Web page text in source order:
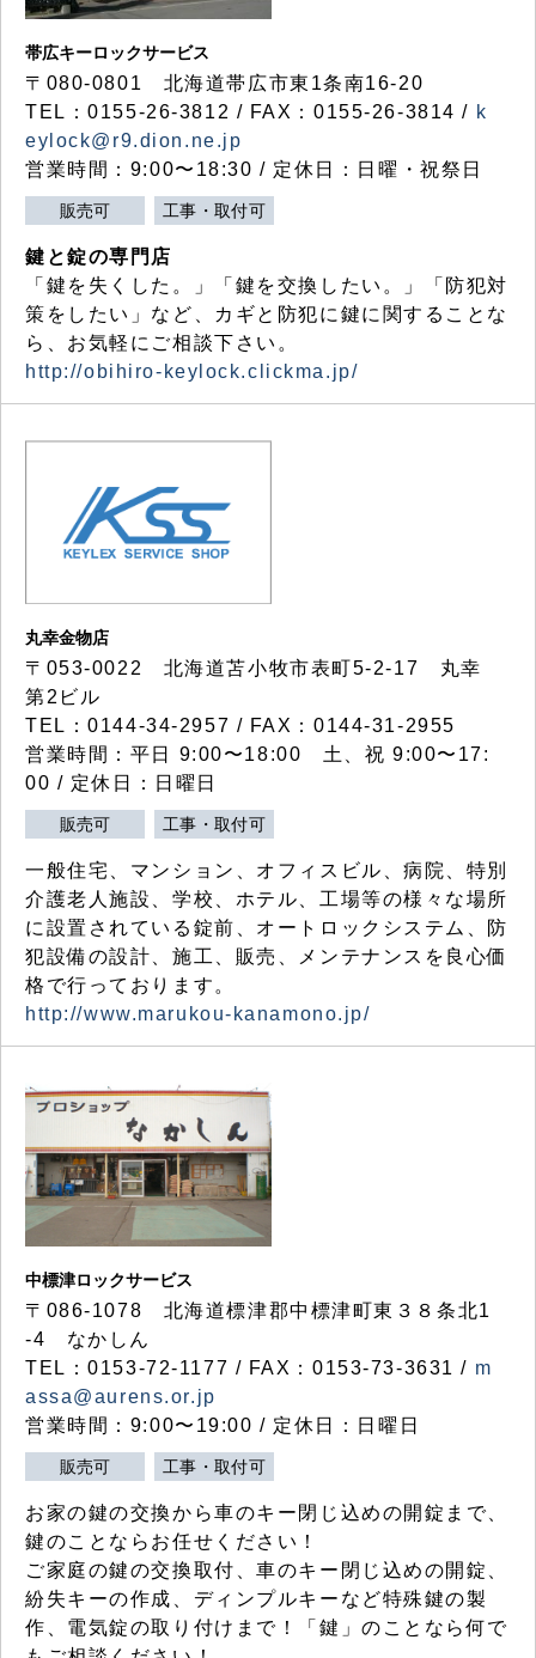
帯広キーロックサービス
〒080-0801 北海道帯広市東1条南16-20
TEL：0155-26-3812 / FAX：0155-26-3814 / k
eylock@r9.dion.ne.jp
営業時間：9:00〜18:30 / 定休日：日曜・祝祭日
販売可 工事・取付可
鍵と錠の専門店
「鍵を失くした。」「鍵を交換したい。」「防犯対
策をしたい」など、カギと防犯に鍵に関することな
ら、お気軽にご相談下さい。
http://obihiro-keylock.clickma.jp/
丸幸金物店
〒053-0022 北海道苫小牧市表町5-2-17 丸幸
第2ビル
TEL：0144-34-2957 / FAX：0144-31-2955
営業時間：平日 9:00〜18:00 土、祝 9:00〜17:
00 / 定休日：日曜日
販売可 工事・取付可
一般住宅、マンション、オフィスビル、病院、特別
介護老人施設、学校、ホテル、工場等の様々な場所
に設置されている錠前、オートロックシステム、防
犯設備の設計、施工、販売、メンテナンスを良心価
格で行っております。
http://www.marukou-kanamono.jp/
中標津ロックサービス
〒086-1078 北海道標津郡中標津町東３８条北1
-4 なかしん
TEL：0153-72-1177 / FAX：0153-73-3631 / m
assa@aurens.or.jp
営業時間：9:00〜19:00 / 定休日：日曜日
販売可 工事・取付可
お家の鍵の交換から車のキー閉じ込めの開錠まで、
鍵のことならお任せください！
ご家庭の鍵の交換取付、車のキー閉じ込めの開錠、
紛失キーの作成、ディンプルキーなど特殊鍵の製
作、電気錠の取り付けまで！「鍵」のことなら何で